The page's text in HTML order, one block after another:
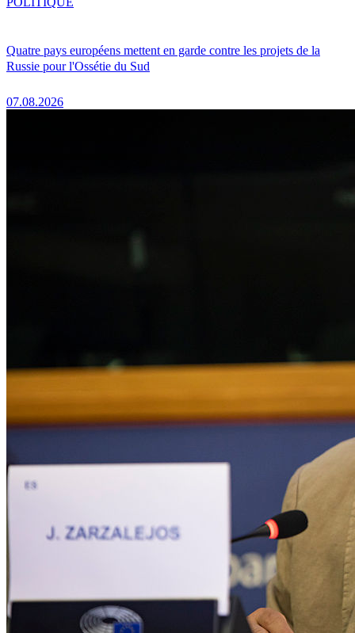
Quatre pays européens mettent en garde contre les projets de la
Russie pour l'Ossétie du Sud
07.08.2026